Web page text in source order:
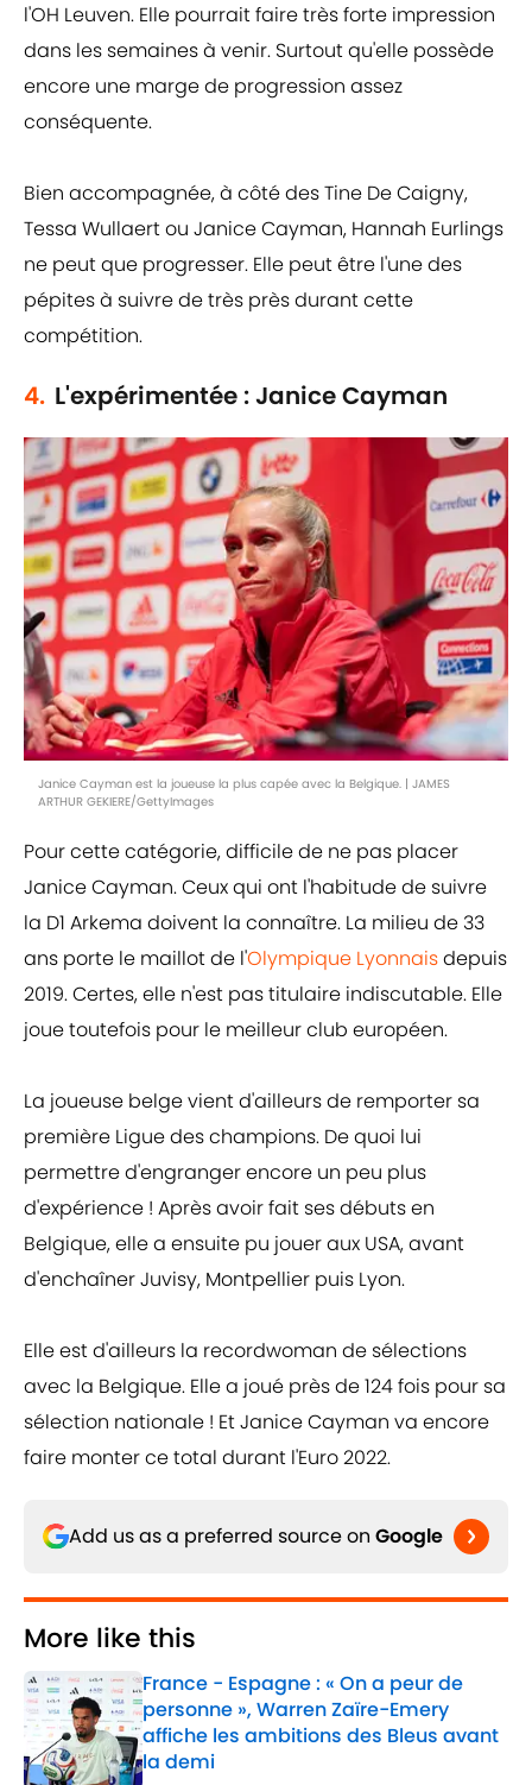
l'OH Leuven. Elle pourrait faire très forte impression
dans les semaines à venir. Surtout qu'elle possède
encore une marge de progression assez
conséquente.
Bien accompagnée, à côté des Tine De Caigny,
Tessa Wullaert ou Janice Cayman, Hannah Eurlings
ne peut que progresser. Elle peut être l'une des
pépites à suivre de très près durant cette
compétition.
4. L'expérimentée : Janice Cayman
Janice Cayman est la joueuse la plus capée avec la Belgique. | JAMES
ARTHUR GEKIERE/GettyImages
Pour cette catégorie, difficile de ne pas placer
Janice Cayman. Ceux qui ont l'habitude de suivre
la D1 Arkema doivent la connaître. La milieu de 33
ans porte le maillot de l'Olympique Lyonnaisdepuis
2019. Certes, elle n'est pas titulaire indiscutable. Elle
joue toutefois pour le meilleur club européen.
La joueuse belge vient d'ailleurs de remporter sa
première Ligue des champions. De quoi lui
permettre d'engranger encore un peu plus
d'expérience ! Après avoir fait ses débuts en
Belgique, elle a ensuite pu jouer aux USA, avant
d'enchaîner Juvisy, Montpellier puis Lyon.
Elle est d'ailleurs la recordwoman de sélections
avec la Belgique. Elle a joué près de 124 fois pour sa
sélection nationale ! Et Janice Cayman va encore
faire monter ce total durant l'Euro 2022.
Add us as a preferred source on Google
More like this
France - Espagne : « On a peur de
personne », Warren Zaïre-Emery
affiche les ambitions des Bleus avant
la demi